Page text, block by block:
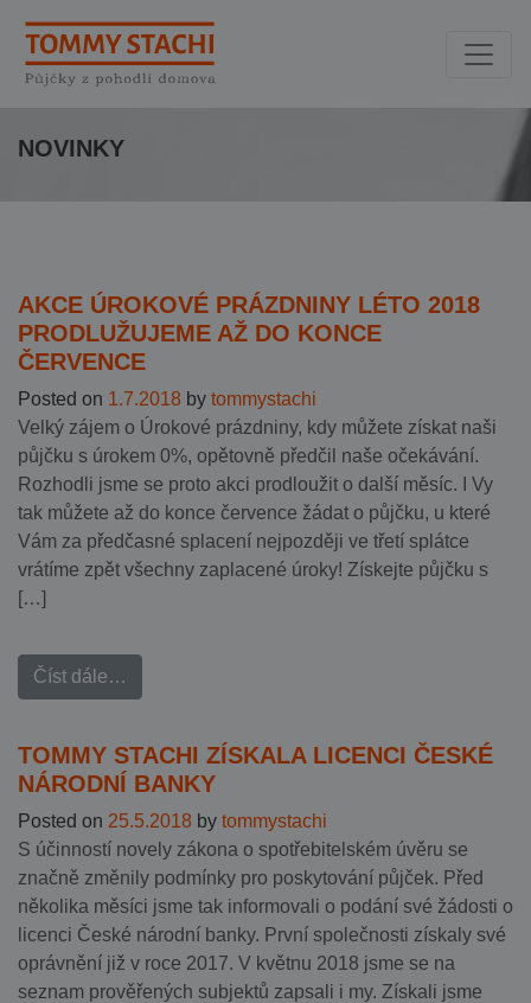
NOVINKY
AKCE ÚROKOVÉ PRÁZDNINY LÉTO 2018
PRODLUŽUJEME AŽ DO KONCE
ČERVENCE
Posted on 1.7.2018 by tommystachi
Velký zájem o Úrokové prázdniny, kdy můžete získat naši
půjčku s úrokem 0%, opětovně předčil naše očekávání.
Rozhodli jsme se proto akci prodloužit o další měsíc. I Vy
tak můžete až do konce července žádat o půjčku, u které
Vám za předčasné splacení nejpozději ve třetí splátce
vrátíme zpět všechny zaplacené úroky! Získejte půjčku s
[…]
Číst dále…
TOMMY STACHI ZÍSKALA LICENCI ČESKÉ
NÁRODNÍ BANKY
Posted on 25.5.2018 by tommystachi
S účinností novely zákona o spotřebitelském úvěru se
značně změnily podmínky pro poskytování půjček. Před
několika měsíci jsme tak informovali o podání své žádosti o
licenci České národní banky. První společnosti získaly své
oprávnění již v roce 2017. V květnu 2018 jsme se na
seznam prověřených subjektů zapsali i my. Získali jsme